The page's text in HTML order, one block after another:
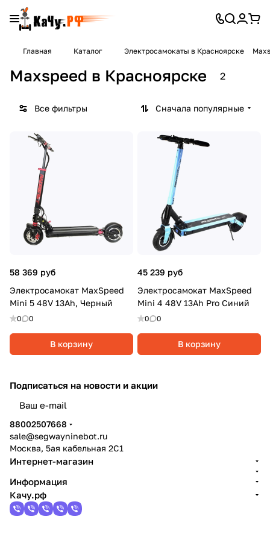
Главная Каталог Электросамокаты в Красноярске
Maxspeed в Красноярске 2
Все фильтры Сначала популярные
58 369 руб
Электросамокат MaxSpeed
Mini 5 48V 13Ah, Черный
0 0
В корзину
45 239 руб
Электросамокат MaxSpeed
Mini 4 48V 13Ah Pro Синий
0 0
В корзину
Подписаться на новости и акции
88002507668
sale@segwayninebot.ru
Москва, 5ая кабельная 2С1
Интернет-магазин
Информация
Качу.рф